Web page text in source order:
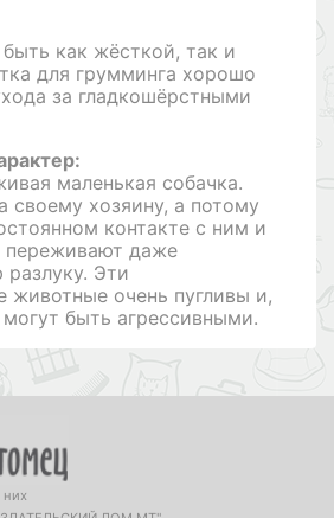
как жёсткой, так и
для грумминга хорошо
за гладкошёрстными
маленькая собачка.
своему хозяину, а потому
контакте с ним и
переживают даже
разлуку. Эти
животные очень пугливы и,
могут быть агрессивными.